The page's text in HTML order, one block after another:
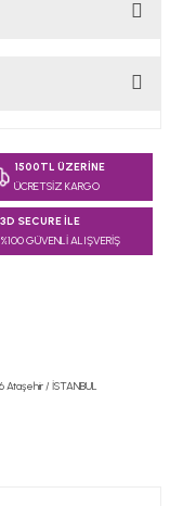
formunu
1500TL ÜZERİNE
ÜCRETSİZ KARGO
3D SECURE İLE
%100 GÜVENLİ ALIŞVERİŞ
/ İSTANBUL